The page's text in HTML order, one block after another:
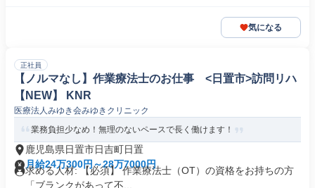
気になる
正社員
【ノルマなし】作業療法士のお仕事 <日置市>訪問リハ
【NEW】 KNR
医療法人みゆき会みゆきクリニック
業務負担少なめ！無理のないペースで長く働けます！
鹿児島県日置市日吉町日置
月給24万300円～28万7000円
求める人材: 【必須】 作業療法士（OT）の資格をお持ちの方
「ブランクがあって不...